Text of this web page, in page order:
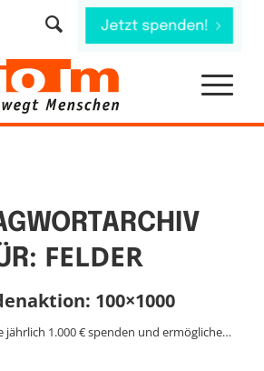
Jetzt spenden!
FELDER
100×1000
jährlich 1.000 € spenden und ermögliche…